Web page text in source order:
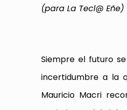
(para La Tecl@ Eñe)
Siempre el futuro
incertidumbre a la
Mauricio Macri